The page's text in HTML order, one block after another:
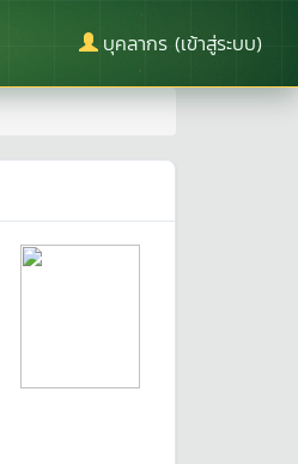
บุคลากร (เข้าสู่ระบบ)